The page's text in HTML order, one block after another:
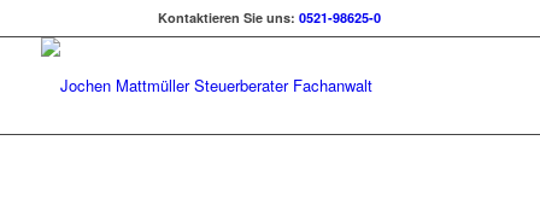
Kontaktieren Sie uns:0521-98625-0